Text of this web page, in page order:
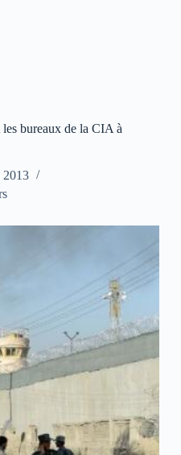
bureaux de la CIA à
2013